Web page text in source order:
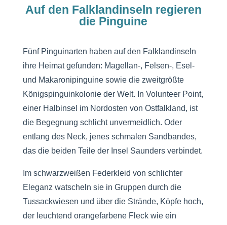
Auf den Falklandinseln regieren
die Pinguine
Fünf Pinguinarten haben auf den Falklandinseln
ihre Heimat gefunden: Magellan-, Felsen-, Esel-
und Makaronipinguine sowie die zweitgrößte
Königspinguinkolonie der Welt. In Volunteer Point,
einer Halbinsel im Nordosten von Ostfalkland, ist
die Begegnung schlicht unvermeidlich. Oder
entlang des Neck, jenes schmalen Sandbandes,
das die beiden Teile der Insel Saunders verbindet.
Im schwarzweißen Federkleid von schlichter
Eleganz watscheln sie in Gruppen durch die
Tussackwiesen und über die Strände, Köpfe hoch,
der leuchtend orangefarbene Fleck wie ein